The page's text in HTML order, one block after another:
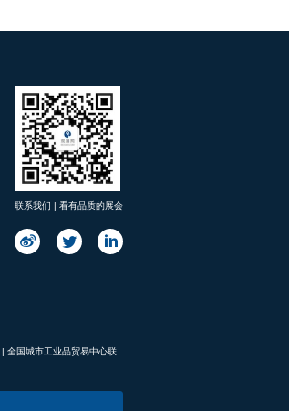
联系我们 | 看有品质的展会
| 全国城市工业品贸易中心联